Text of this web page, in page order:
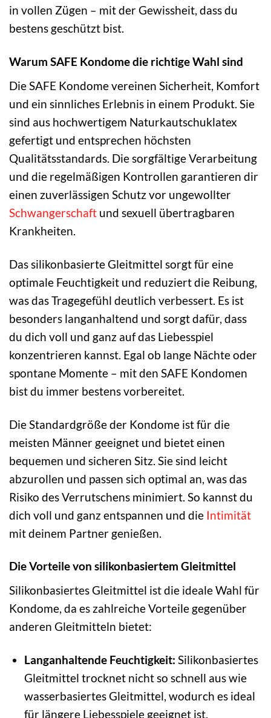
in vollen Zügen – mit der Gewissheit, dass du
bestens geschützt bist.
Warum SAFE Kondome die richtige Wahl sind
Die SAFE Kondome vereinen Sicherheit, Komfort
und ein sinnliches Erlebnis in einem Produkt. Sie
sind aus hochwertigem Naturkautschuklatex
gefertigt und entsprechen höchsten
Qualitätsstandards. Die sorgfältige Verarbeitung
und die regelmäßigen Kontrollen garantieren dir
einen zuverlässigen Schutz vor ungewollter
Schwangerschaft und sexuell übertragbaren
Krankheiten.
Das silikonbasierte Gleitmittel sorgt für eine
optimale Feuchtigkeit und reduziert die Reibung,
was das Tragegefühl deutlich verbessert. Es ist
besonders langanhaltend und sorgt dafür, dass
du dich voll und ganz auf das Liebesspiel
konzentrieren kannst. Egal ob lange Nächte oder
spontane Momente – mit den SAFE Kondomen
bist du immer bestens vorbereitet.
Die Standardgröße der Kondome ist für die
meisten Männer geeignet und bietet einen
bequemen und sicheren Sitz. Sie sind leicht
abzurollen und passen sich optimal an, was das
Risiko des Verrutschens minimiert. So kannst du
dich voll und ganz entspannen und die Intimität
mit deinem Partner genießen.
Die Vorteile von silikonbasiertem Gleitmittel
Silikonbasiertes Gleitmittel ist die ideale Wahl für
Kondome, da es zahlreiche Vorteile gegenüber
anderen Gleitmitteln bietet:
Langanhaltende Feuchtigkeit: Silikonbasiertes
Gleitmittel trocknet nicht so schnell aus wie
wasserbasiertes Gleitmittel, wodurch es ideal
für längere Liebesspiele geeignet ist.